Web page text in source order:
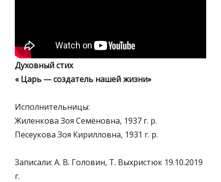
Духовный стих
« Царь — создатель нашей жизни»
Исполнительницы:
Жиленкова Зоя Семёновна, 1937 г. р.
Песеукова Зоя Кирилловна, 1931 г. р.
Записали: А. В. Головин, Т. Выхристюк 19.10.2019
г.